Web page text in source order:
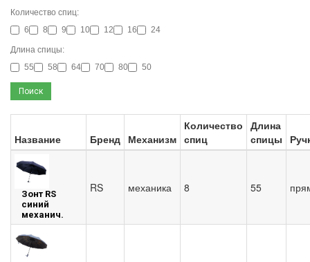
Количество спиц:
6
8 9 10 12 16 24
Длина спицы:
55
58 64 70 80 50
Поиск
Название Бренд Механизм
Количество
спиц
Длина
спицы
Зонт RS
синий
механич.
RS механика 8 55